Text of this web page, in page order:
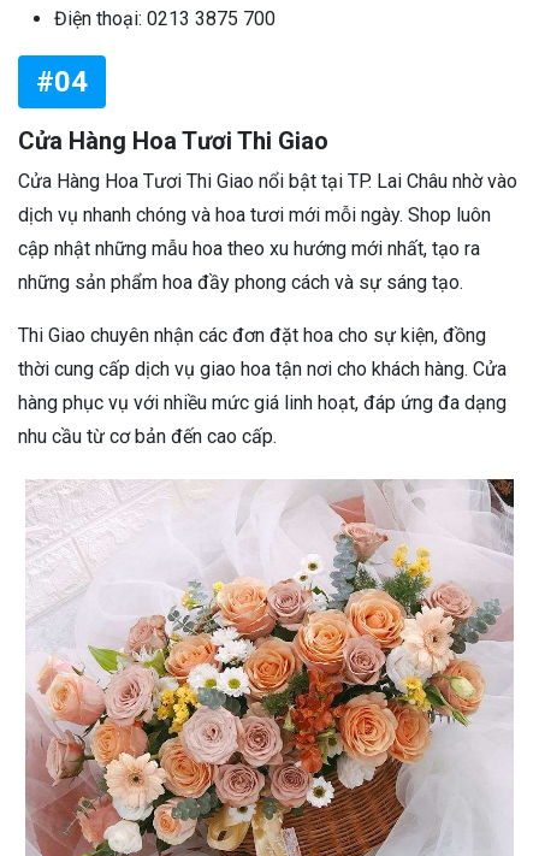
Điện thoại: 0213 3875 700
#04
Cửa Hàng Hoa Tươi Thi Giao
Cửa Hàng Hoa Tươi Thi Giao nổi bật tại TP. Lai Châu nhờ vào
dịch vụ nhanh chóng và hoa tươi mới mỗi ngày. Shop luôn
cập nhật những mẫu hoa theo xu hướng mới nhất, tạo ra
những sản phẩm hoa đầy phong cách và sự sáng tạo.
Thi Giao chuyên nhận các đơn đặt hoa cho sự kiện, đồng
thời cung cấp dịch vụ giao hoa tận nơi cho khách hàng. Cửa
hàng phục vụ với nhiều mức giá linh hoạt, đáp ứng đa dạng
nhu cầu từ cơ bản đến cao cấp.